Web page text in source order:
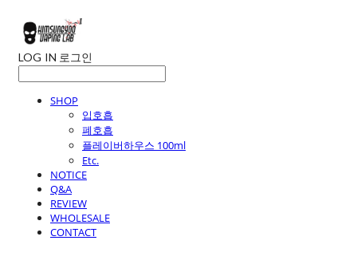
LOG IN 로그인
SHOP
입호흡
폐호흡
플레이버하우스 100ml
Etc.
NOTICE
Q&A
REVIEW
WHOLESALE
CONTACT